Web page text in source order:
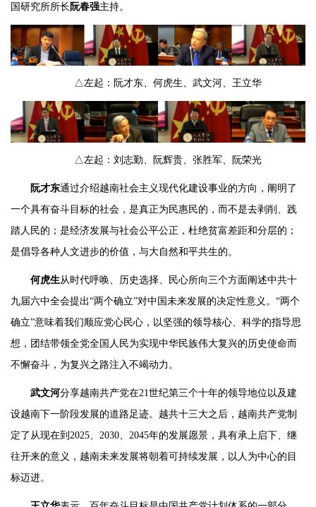
国研究所所长 阮春强主持。
△左起：阮才东、何虎生、武文河、王立华
△左起：刘志勤、阮辉贵、张胜军、阮荣光
阮才东通过介绍越南社会主义现代化建设事业的方向，阐明了
一个具有奋斗目标的社会，是真正为民惠民的，而不是去剥削、践
踏人民的；是经济发展与社会公平公正，杜绝贫富差距和分层的；
是倡导各种人文进步的价值，与大自然和平共生的。
何虎生从时代呼唤、历史选择、民心所向三个方面阐述中共十
九届六中全会提出“两个确立”对中国未来发展的决定性意义。“两个
确立”意味着我们顺应党心民心，以坚强的领导核心、科学的指导思
想，团结带领全党全国人民为实现中华民族伟大复兴的历史使命而
不懈奋斗，为复兴之路注入不竭动力。
武文河分享越南共产党在21世纪第三个十年的领导地位以及建
设越南下一阶段发展的道路足迹。越共十三大之后，越南共产党制
定了从现在到2025、2030、2045年的发展愿景，具有承上启下、继
往开来的意义，越南未来发展将朝着可持续发展，以人为中心的目
标迈进。